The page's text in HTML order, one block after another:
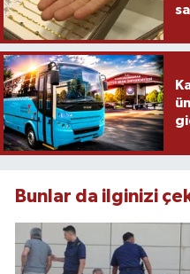
Bunlar da ilginizi